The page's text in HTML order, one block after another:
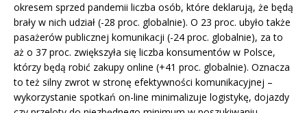
okresem sprzed pandemii liczba osób, które deklarują, że będą
brały w nich udział (-28 proc. globalnie). O 23 proc. ubyło także
pasażerów publicznej komunikacji (-24 proc. globalnie), za to
aż o 37 proc. zwiększyła się liczba konsumentów w Polsce,
którzy będą robić zakupy online (+41 proc. globalnie). Oznacza
to też silny zwrot w stronę efektywności komunikacyjnej –
wykorzystanie spotkań on-line minimalizuje logistykę, dojazdy